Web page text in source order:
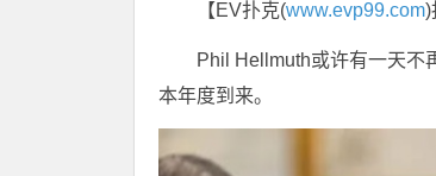
【EV扑克(www.evp99.com)
Phil Hellmuth或许有一天不
本年度到来。